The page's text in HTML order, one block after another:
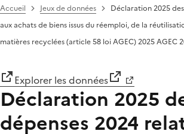
Accueil Jeux de données
Déclaration 2025
aux achats de biens issus du réemploi, de la
matières recyclées (article 58 loi AGEC) 2025 AGEC
Explorer les données
Déclaration 2025
dépenses 2024